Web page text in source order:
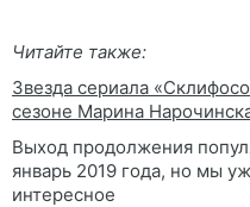
Читайте также:
Звезда сериала
сезоне Марина
Выход продолжения
январь 2019 года, но мы
интересное